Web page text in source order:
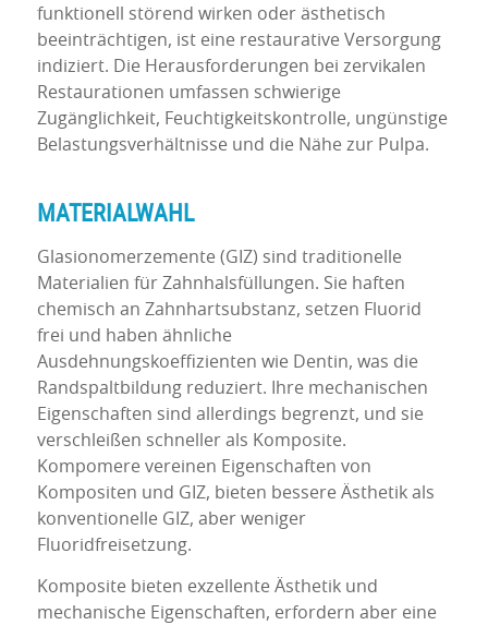
funktionell störend wirken oder ästhetisch
beeinträchtigen, ist eine restaurative Versorgung
indiziert. Die Herausforderungen bei zervikalen
Restaurationen umfassen schwierige
Zugänglichkeit, Feuchtigkeitskontrolle, ungünstige
Belastungsverhältnisse und die Nähe zur Pulpa.
MATERIALWAHL
Glasionomerzemente (GIZ) sind traditionelle
Materialien für Zahnhalsfüllungen. Sie haften
chemisch an Zahnhartsubstanz, setzen Fluorid
frei und haben ähnliche
Ausdehnungskoeffizienten wie Dentin, was die
Randspaltbildung reduziert. Ihre mechanischen
Eigenschaften sind allerdings begrenzt, und sie
verschleißen schneller als Komposite.
Kompomere vereinen Eigenschaften von
Kompositen und GIZ, bieten bessere Ästhetik als
konventionelle GIZ, aber weniger
Fluoridfreisetzung.
Komposite bieten exzellente Ästhetik und
mechanische Eigenschaften, erfordern aber eine